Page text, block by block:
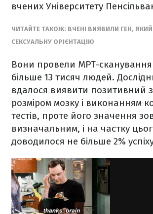
вчених Університету
ЧИТАЙТЕ ТАКОЖ: ВЧЕНІ ВИЯВИЛИ ГЕН,
СЕКСУАЛЬНУ ОРІЄНТАЦІЮ
Вони провели МРТ-сканування
більше 13 тисяч людей.
вдалося виявити позитивний
розміром мозку і виконанням
тестів, проте його значення
визначальним, і на частку
доводилося не більше 2%